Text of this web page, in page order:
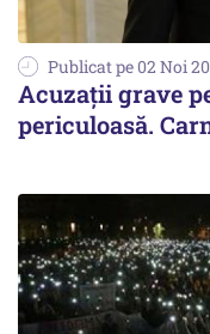
Publicat pe 02 Noi
Acuzații grave
periculoasă.